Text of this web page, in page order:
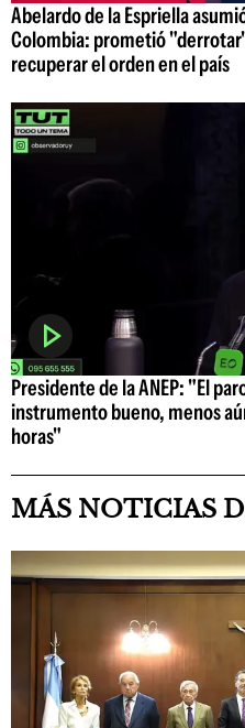
Abelardo de la Espriella
Colombia: prometió
recuperar el orden en el país
Presidente de la ANEP: "El
instrumento bueno, menos
horas"
MÁS NOTICIAS